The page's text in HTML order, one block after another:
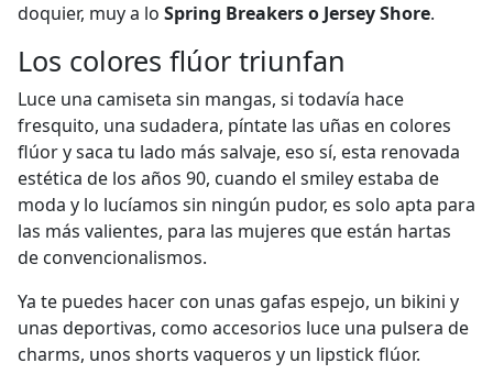
doquier, muy a lo Spring Breakers o Jersey Shore.
Los colores flúor triunfan
Luce una camiseta sin mangas, si todavía hace
fresquito, una sudadera, píntate las uñas en colores
flúor y saca tu lado más salvaje, eso sí, esta renovada
estética de los años 90, cuando el smiley estaba de
moda y lo lucíamos sin ningún pudor, es solo apta para
las más valientes, para las mujeres que están hartas
de convencionalismos.
Ya te puedes hacer con unas gafas espejo, un bikini y
unas deportivas, como accesorios luce una pulsera de
charms, unos shorts vaqueros y un lipstick flúor.